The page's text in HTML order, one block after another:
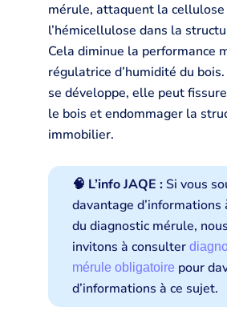
mérule, attaquent la
l’hémicellulose dans la
Cela diminue la performance
régulatrice d’humidité du
se développe, elle peut
le bois et endommager la
immobilier.
🧠 L’info JAQE : Si vous
davantage d’informations
du diagnostic mérule,
invitons à consulter
mérule obligatoire pour
d’informations à ce sujet.